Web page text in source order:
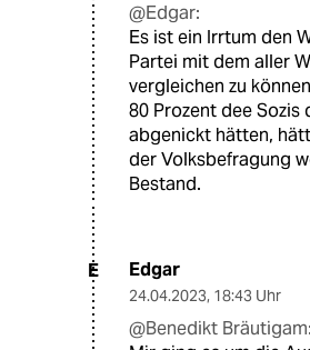
@Edgar:
Es ist ein Irrtum den
Partei mit dem aller
vergleichen zu
80 Prozent dee Sozis
abgenickt hätten,
der Volksbefragung
Bestand.
E Edgar
24.04.2023, 18:43 Uhr
@Benedikt Bräutigam: